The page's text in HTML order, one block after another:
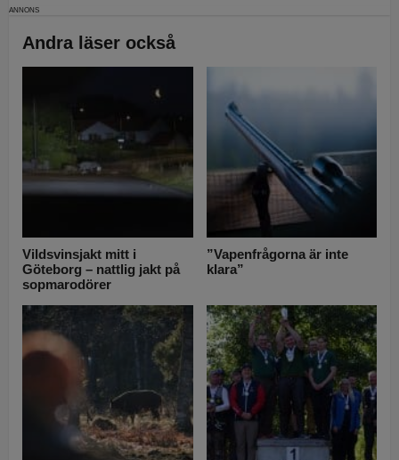
Andra läser också
Vildsvinsjakt mitt i
Göteborg – nattlig jakt på
sopmarodörer
”Vapenfrågorna är inte
klara”